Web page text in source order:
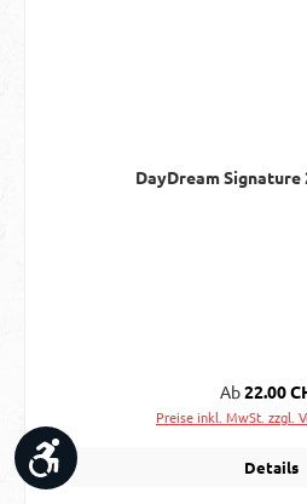
DayDream Signature
Regulärer
Ab22.00
Preise inkl. MwSt. zzgl.
Details
Werkzeugleiste anzeigen